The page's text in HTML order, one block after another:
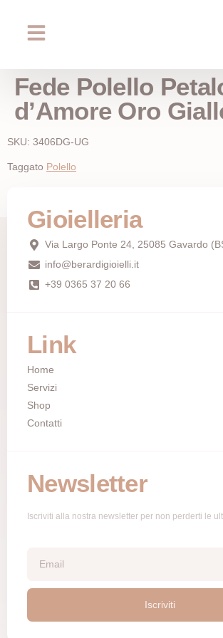
Fede Polello
d’Amore Oro
SKU: 3406DG-UG
Taggato Polello
Gioielleria
Via Largo Ponte 24, 25085 Gavardo
info@berardigioielli.it
+39 0365 37 20 66
Link
Home
Servizi
Shop
Contatti
Newsletter
Iscriviti alla nostra newsletter per non perderti le
Iscriviti